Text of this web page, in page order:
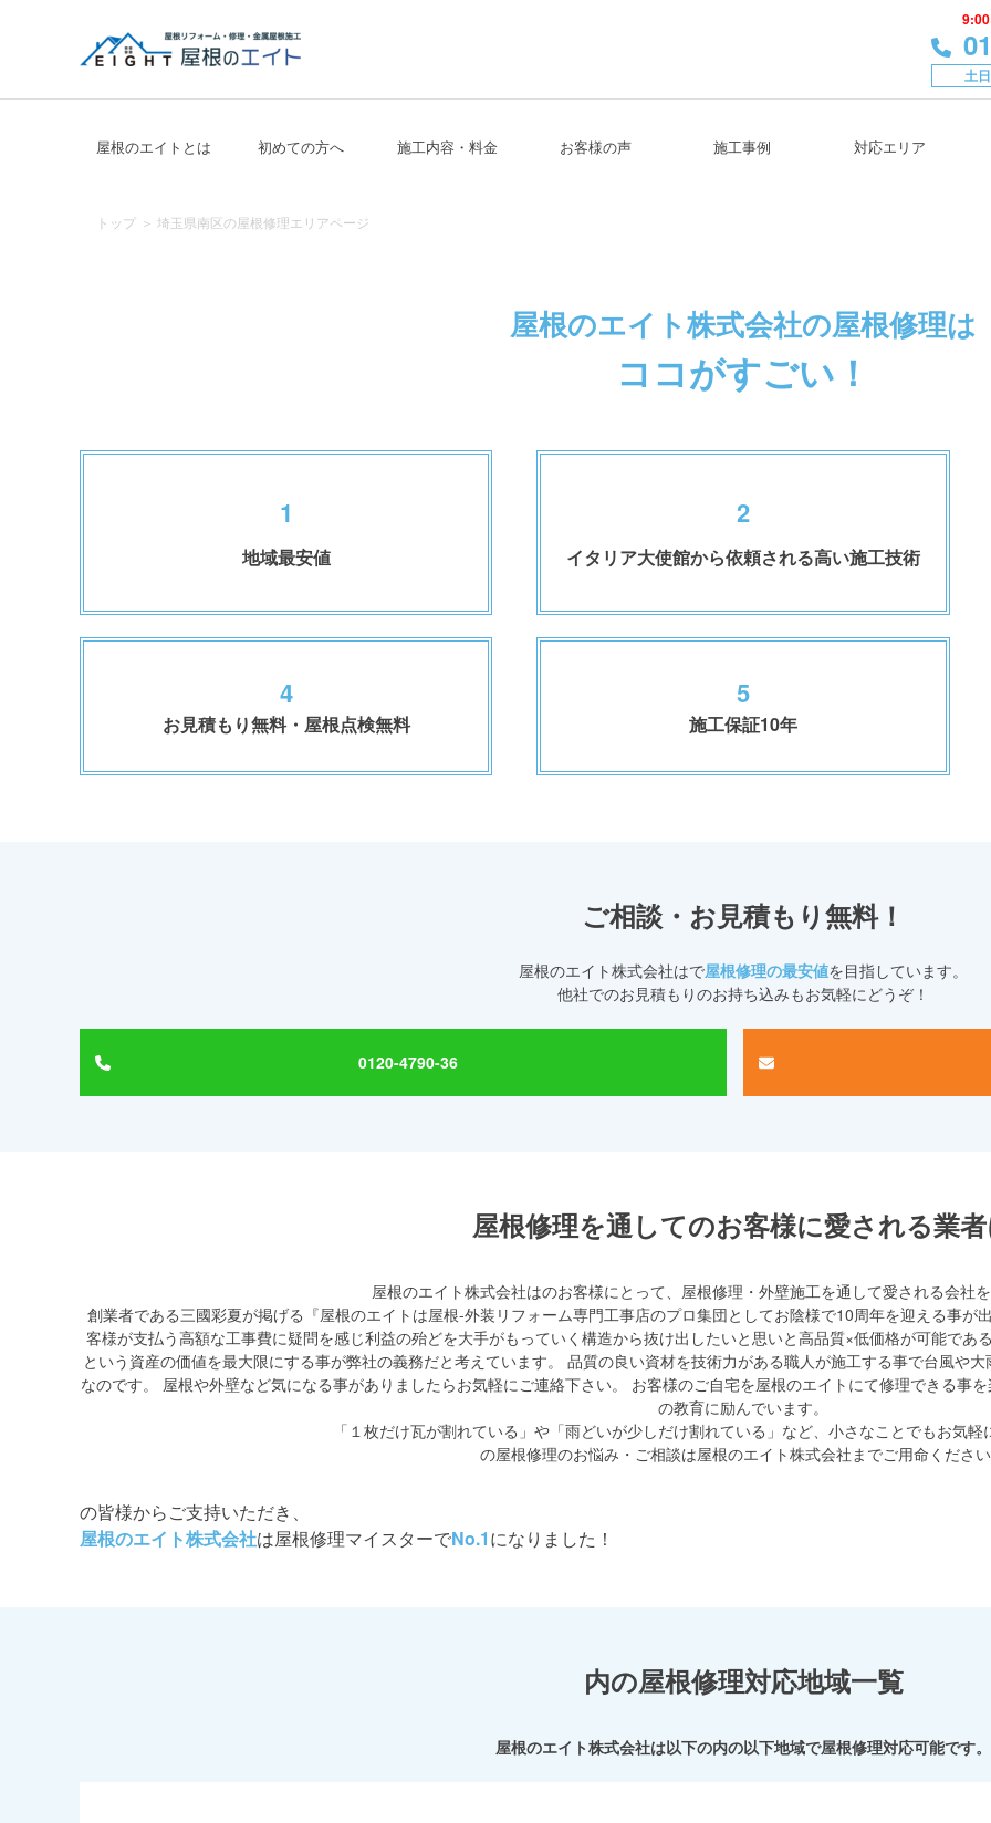
屋根のエイト｜ 東京・埼玉の屋根修理の専門店 土
屋根のエイトとは 初めての方へ 施工内容・料金 お客様の声 施工事例 対応エリア
トップ 埼玉県南区の屋根修理エリアページ
屋根のエイト株式会社の屋根修理は
ココがすごい！
1
地域最安値
2
イタリア大使館から依頼される高い施工技術
4
お見積もり無料・屋根点検無料
5
施工保証10年
ご相談・お見積もり無料！
屋根のエイト株式会社はで屋根修理の最安値を目指しています。
他社でのお見積もりのお持ち込みもお気軽にどうぞ！
0120-4790-36
屋根修理を通してのお客様に愛される業
屋根のエイト株式会社はのお客様にとって、屋根修理・外壁施工を通して愛される会社
創業者である三國彩夏が掲げる『屋根のエイトは屋根-外装リフォーム専門工事店のプロ集団としてお陰様で10周年を迎える事
客様が支払う高額な工事費に疑問を感じ利益の殆どを大手がもっていく構造から抜け出したいと思いと高品質×低価格が可能で
という資産の価値を最大限にする事が弊社の義務だと考えています。 品質の良い資材を技術力がある職人が施工する事で台風や
なのです。 屋根や外壁など気になる事がありましたらお気軽にご連絡下さい。 お客様のご自宅を屋根のエイトにて修理できる事
の教育に励んでいます。
「１枚だけ瓦が割れている」や「雨どいが少しだけ割れている」など、小さなことでもお気
の屋根修理のお悩み・ご相談は屋根のエイト株式会社までご用命くださ
の皆様からご支持いただき、
屋根のエイト株式会社は屋根修理マイスターでNo.1になりました！
内の屋根修理対応地域一覧
屋根のエイト株式会社は以下の内の以下地域で屋根修理対応可能です。